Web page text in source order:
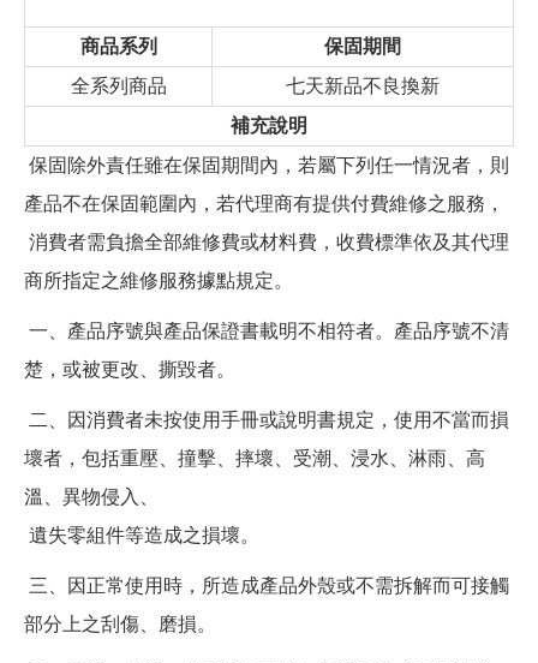
商品系列
保固期間
全系列商品
七天新品不良換新
補充說明
保固除外責任雖在保固期間內，若屬下列任一情況者，則
產品不在保固範圍內，若代理商有提供付費維修之服務，
消費者需負擔全部維修費或材料費，收費標準依及其代理
商所指定之維修服務據點規定。
一、產品序號與產品保證書載明不相符者。產品序號不清
楚，或被更改、撕毀者。
二、因消費者未按使用手冊或說明書規定，使用不當而損
壞者，包括重壓、撞擊、摔壞、受潮、浸水、淋雨、高
溫、異物侵入、
遺失零組件等造成之損壞。
三、因正常使用時，所造成產品外殼或不需拆解而可接觸
部分上之刮傷、磨損。